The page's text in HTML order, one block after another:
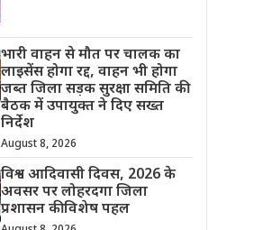
भारी वाहन से मौत पर चालक का
लाइसेंस होगा रद्द, वाहन भी होगा
जब्त जिला सड़क सुरक्षा समिति की
बैठक में उपायुक्त ने दिए सख्त
निर्देश
August 8, 2026
विश्व आदिवासी दिवस, 2026 के
अवसर पर लोहरदगा जिला
प्रशासन की विशेष पहल